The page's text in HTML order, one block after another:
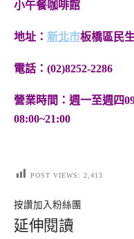
小午餐咖啡館
地址： 新北市板橋區民
電話：(02)8252-2286
營業時間：週一至週四
08:00~21:00
POST VIEWS: 2,413
按讚加入粉絲團
延伸閱讀